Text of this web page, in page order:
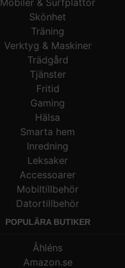
Skönhet
Träning
Verktyg & Maskiner
Trädgård
Tjänster
Fritid
Gaming
Hälsa
Smarta hem
Inredning
Leksaker
Accessoarer
Mobiltillbehör
Datortillbehör
POPULÄRA BUTIKER
Åhléns
Amazon.se